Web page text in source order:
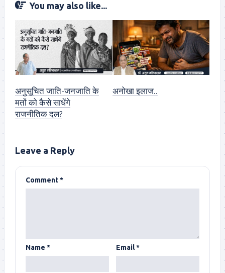
You may also like...
अनुसूचित जाति-जनजाति के
मतों को कैसे साधेंगे
राजनीतिक दल?
अनोखा इलाज..
Leave a Reply
Comment*
Name * Email*